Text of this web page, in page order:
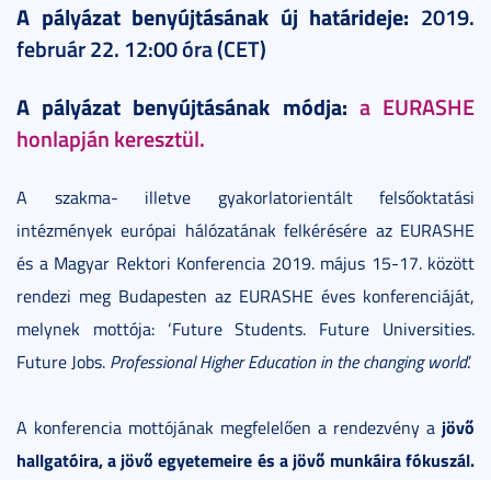
A pályázat benyújtásának új határideje: 2019.
február 22. 12:00 óra (CET)
A pályázat benyújtásának módja: a EURASHE
honlapján keresztül.
A szakma- illetve gyakorlatorientált felsőoktatási
intézmények európai hálózatának felkérésére az EURASHE
és a Magyar Rektori Konferencia 2019. május 15-17. között
rendezi meg Budapesten az EURASHE éves konferenciáját,
melynek mottója: ‘Future Students. Future Universities.
Future Jobs. Professional Higher Education in the changing world.’
A konferencia mottójának megfelelően a rendezvény a jövő
hallgatóira, a jövő egyetemeire és a jövő munkáira fókuszál.